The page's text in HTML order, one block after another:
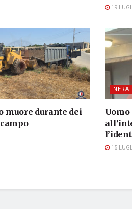
19
muore durante dei
NERA
15